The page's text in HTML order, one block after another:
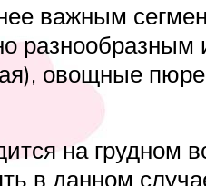
важным
овощные
на
в данном